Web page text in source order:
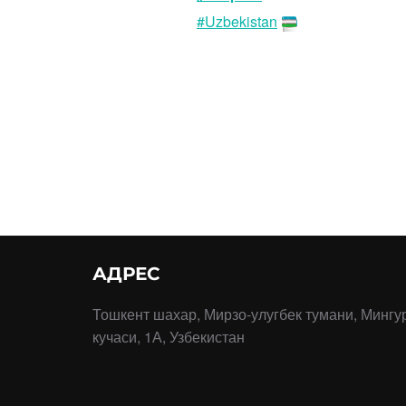
#Uzbekistan
АДРЕС
Тошкент шахар, Мирзо-улугбек тумани,
кучаси, 1А, Узбекистан